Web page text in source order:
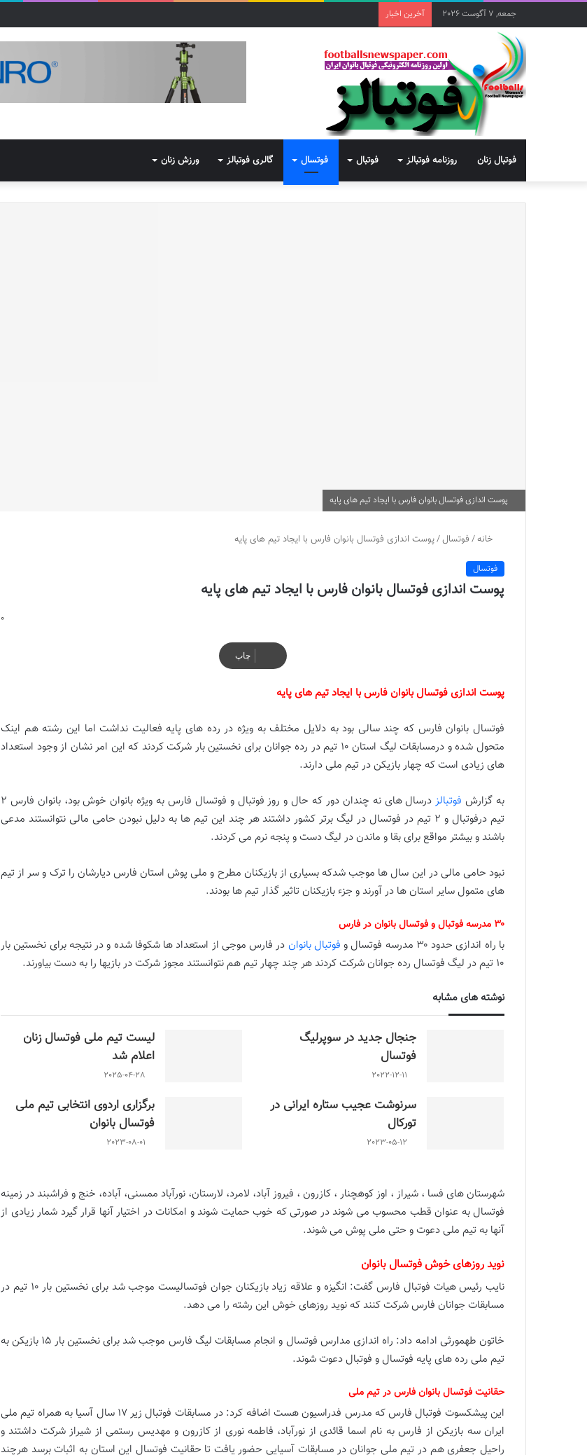
جمعه, 7 آگوست 2026 آخرین اخبار
فوتبال زنان روزنامه فوتبالز فوتبال فوتسال گالری فوتبالز ورزش زنان
پوست اندازی فوتسال بانوان فارس با ایجاد تیم های پایه
خانه/ فوتسال/پوست اندازی فوتسال بانوان فارس با ایجاد تیم های پایه
فوتسال
پوست اندازی فوتسال بانوان فارس با ایجاد تیم های پایه
0
چاپ
پوست اندازی فوتسال بانوان فارس با ایجاد تیم های پایه
فوتسال بانوان فارس که چند سالی بود به دلایل مختلف به ویژه در رده های پایه فعالیت نداشت اما این رشته هم اینک
متحول شده و درمسابقات لیگ استان ۱۰ تیم در رده جوانان برای نخستین بار شرکت کردند که این امر نشان از وجود استعداد
های زیادی است که چهار بازیکن در تیم ملی دارند.
به گزارش فوتبالز
درسال های نه چندان دور که حال و روز فوتبال و فوتسال فارس به ویژه بانوان خوش بود، بانوان فارس ۲
تیم درفوتبال و ۲ تیم در فوتسال در لیگ برتر کشور داشتند هر چند این تیم ها به دلیل نبودن حامی مالی نتوانستند مدعی
باشند و بیشتر مواقع برای بقا و ماندن در لیگ دست و پنجه نرم می کردند.
نبود حامی مالی در این سال ها موجب شدکه بسیاری از بازیکنان مطرح و ملی پوش استان فارس دیارشان را ترک و سر از تیم
های متمول سایر استان ها در آورند و جزء بازیکنان تاثیر گذار تیم ها بودند.
۳۰ مدرسه فوتبال و فوتسال بانوان در فارس
با راه اندازی حدود ۳۰ مدرسه فوتسال و فوتبال بانوان در فارس موجی از استعداد ها شکوفا شده و در نتیجه برای نخستین بار
۱۰ تیم در لیگ فوتسال رده جوانان شرکت کردند هر چند چهار تیم هم نتوانستند مجوز شرکت در بازیها را به دست بیاورند.
نوشته های مشابه
جنجال جدید در سوپرلیگ
فوتسال
2022-12-11
لیست تیم ملی فوتسال زنان
اعلام شد
2025-04-28
سرنوشت عجیب ستاره ایرانی در
تورکال
2023-05-12
برگزاری اردوی انتخابی تیم ملی
فوتسال بانوان
2023-08-01
شهرستان های فسا ، شیراز ، اوز کوهچنار ، کازرون ، فیروز آباد،‌ لامرد، لارستان، نورآباد ممسنی، آباده، خنج و فراشبند در زمینه
فوتسال به عنوان قطب محسوب می شوند در صورتی که خوب حمایت شوند و امکانات در اختیار آنها قرار گیرد شمار زیادی از
آنها به تیم ملی دعوت و حتی ملی پوش می شوند.
نوید روزهای خوش فوتسال بانوان
نایب رئیس هیات فوتبال فارس گفت:‌ انگیزه و علاقه زیاد بازیکنان جوان فوتسالیست موجب شد برای نخستین بار ۱۰ تیم در
مسابقات جوانان فارس شرکت کنند که نوید روزهای خوش این رشته را می دهد.
خاتون طهمورثی ادامه داد:‌ راه اندازی مدارس فوتسال و انجام مسابقات لیگ فارس موجب شد برای نخستین بار ۱۵ بازیکن به
تیم ملی رده های پایه فوتسال و فوتبال دعوت شوند.
حقانیت فوتسال بانوان فارس در تیم ملی
این پیشکسوت فوتبال فارس که مدرس فدراسیون هست اضافه کرد:‌ در مسابقات فوتبال زیر ۱۷ سال آسیا به همراه تیم ملی
ایران سه بازیکن از فارس به نام اسما قائدی از نورآباد، فاطمه نوری از کازرون و مهدیس رستمی از شیراز شرکت داشتند و
راحیل جعفری هم در تیم ملی جوانان در مسابقات آسیایی حضور یافت تا حقانیت فوتسال این استان به اثبات برسد هرچند